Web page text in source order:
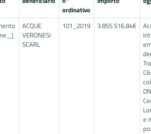
ordinativo
1
ACQUE
VERONESI
SCARL
101_2019 3.855.516,84€
e